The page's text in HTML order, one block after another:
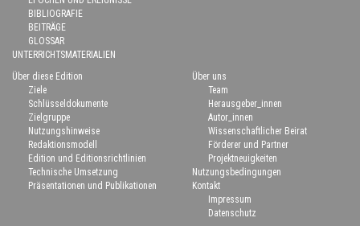
BIBLIOGRAFIE
BEITRÄGE
GLOSSAR
UNTERRICHTSMATERIALIEN
Über diese Edition
Ziele
Schlüsseldokumente
Zielgruppe
Nutzungshinweise
Redaktionsmodell
Edition und Editionsrichtlinien
Technische Umsetzung
Präsentationen und Publikationen
Über uns
Team
Herausgeber_innen
Autor_innen
Wissenschaftlicher Beirat
Förderer und Partner
Projektneuigkeiten
Nutzungsbedingungen
Kontakt
Impressum
Datenschutz